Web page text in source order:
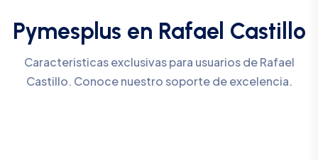
Pymesplus en Rafael Castillo
Caracteristicas exclusivas para usuarios de Rafael
Castillo. Conoce nuestro soporte de excelencia.